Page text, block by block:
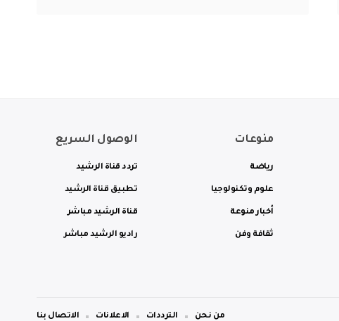
منوعات
رياضة
علوم وتكنولوجيا
أخبار منوعة
ثقافة وفن
الوصول السريع
تردد قناة الرشيد
تطبيق قناة الرشيد
قناة الرشيد مباشر
راديو الرشيد مباشر
من نحن الترددات الاعلانات الاتصال بنا